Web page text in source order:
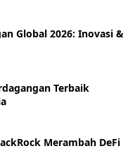
Global 2026: Inovasi &
Terbaik
Merambah DeFi